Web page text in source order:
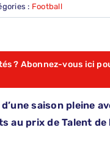
: Football
? Abonnez-vous ici
saison pleine
au prix de Talent